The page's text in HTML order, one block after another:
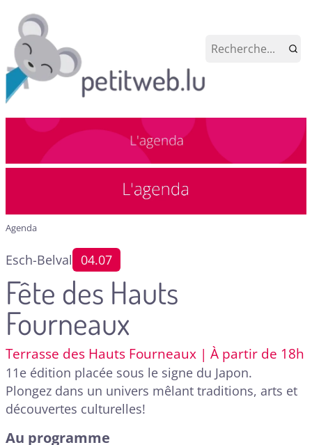
Agenda
Esch-Belval 04.07
Fête des Hauts
Fourneaux
Terrasse des Hauts Fourneaux | À partir de 18h
11e édition placée sous le signe du Japon.
Plongez dans un univers mêlant traditions, arts et
découvertes culturelles!
Au programme